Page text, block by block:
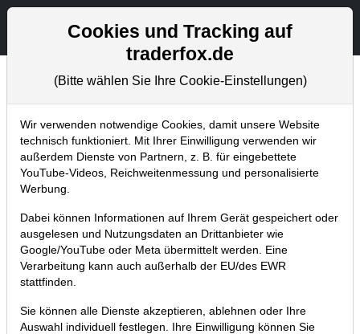
Aktien- und Artikelsuche
Chartanalysen
Home Blog Chartanalysen
Chartanalyse Apple: neue
iPhones als
Kursbeschleuniger?
12.10.2020 um 06:48 Uhr | P. Uhlschmied
Cookies und Tracking auf
traderfox.de
(Bitte wählen Sie Ihre Cookie-Einstellungen)
Wir verwenden notwendige Cookies, damit unsere Website
technisch funktioniert. Mit Ihrer Einwilligung verwenden wir
außerdem Dienste von Partnern, z. B. für eingebettete
YouTube-Videos, Reichweitenmessung und personalisierte
Werbung.
Dabei können Informationen auf Ihrem Gerät gespeichert oder
ausgelesen und Nutzungsdaten an Drittanbieter wie
Google/YouTube oder Meta übermittelt werden. Eine
Verarbeitung kann auch außerhalb der EU/des EWR
stattfinden.
Sie können alle Dienste akzeptieren, ablehnen oder Ihre
Auswahl individuell festlegen. Ihre Einwilligung können Sie